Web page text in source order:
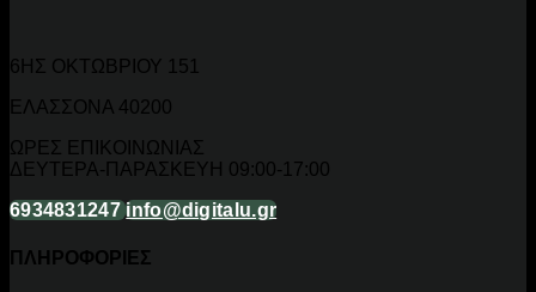
6ΗΣ ΟΚΤΩΒΡΙΟΥ 151
ΕΛΑΣΣΟΝΑ 40200
ΩΡΕΣ ΕΠΙΚΟΙΝΩΝΙΑΣ
ΔΕΥΤΕΡΑ-ΠΑΡΑΣΚΕΥΗ 09:00-17:00
6934831247 info@digitalu.gr
ΠΛΗΡΟΦΟΡΙΕΣ